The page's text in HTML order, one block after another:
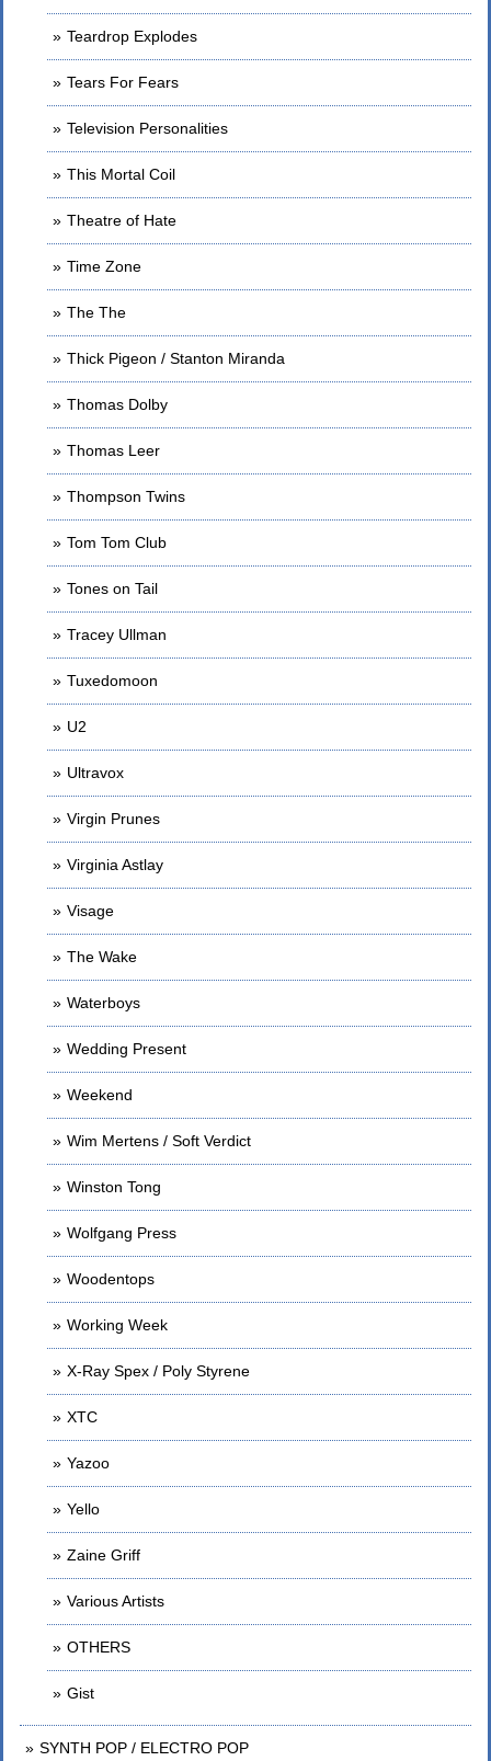
Teardrop Explodes
Tears For Fears
Television Personalities
This Mortal Coil
Theatre of Hate
Time Zone
The The
Thick Pigeon / Stanton Miranda
Thomas Dolby
Thomas Leer
Thompson Twins
Tom Tom Club
Tones on Tail
Tracey Ullman
Tuxedomoon
U2
Ultravox
Virgin Prunes
Virginia Astlay
Visage
The Wake
Waterboys
Wedding Present
Weekend
Wim Mertens / Soft Verdict
Winston Tong
Wolfgang Press
Woodentops
Working Week
X-Ray Spex / Poly Styrene
XTC
Yazoo
Yello
Zaine Griff
Various Artists
OTHERS
Gist
SYNTH POP / ELECTRO POP